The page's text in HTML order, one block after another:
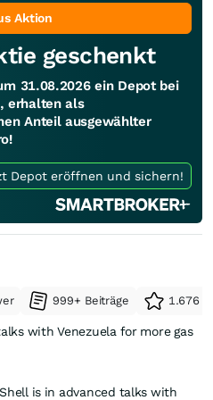
ist der Druck Aktien
Kursanstieg, da viele auf die
steigende Preise, da wird
Gezielte Zukäufe finde
Aktion
geschenkt
31.08.2026 ein Depot bei
erhalten als
Anteil ausgewählter
Depot eröffnen und sichern!
999+ Beiträge 1.676
with Venezuela for more gas
is in advanced talks with